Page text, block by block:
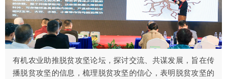
有机农业助推脱贫攻坚论坛，探讨交流、共谋发展，旨在传
播脱贫攻坚的信息，梳理脱贫攻坚的信心，表明脱贫攻坚的